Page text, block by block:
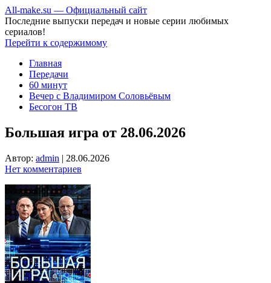
All-make.su — Официальный сайт
Последние выпуски передач и новые серии любимых
сериалов!
Перейти к содержимому
Главная
Передачи
60 минут
Вечер с Владимиром Соловьёвым
Бесогон ТВ
Большая игра от 28.06.2026
Автор: admin | 28.06.2026
Нет комментариев